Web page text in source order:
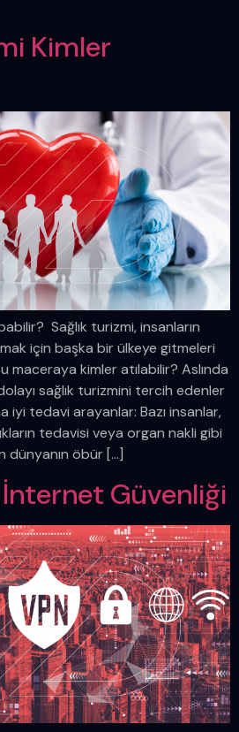
Kimler
Sağlık turizmi, insanların
için başka bir ülkeye gitmeleri
maceraya kimler atılabilir? Aslında
sağlık turizmini tercih edenler
iyi tedavi arayanlar: Bazı insanlar,
tedavisi veya organ nakli gibi
dünyanın öbür […]
Güvenliği